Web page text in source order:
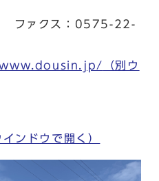
ファクス：0575-22-
（別ウ
インドウで開く）